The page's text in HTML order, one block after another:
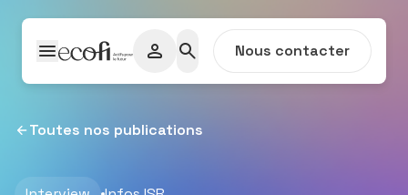
Nous contacter
Toutes nos publications